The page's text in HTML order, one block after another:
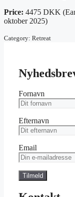
Price: 4475 DKK
oktober 2025)
Category: Retreat
Fornavn
Efternavn
Email